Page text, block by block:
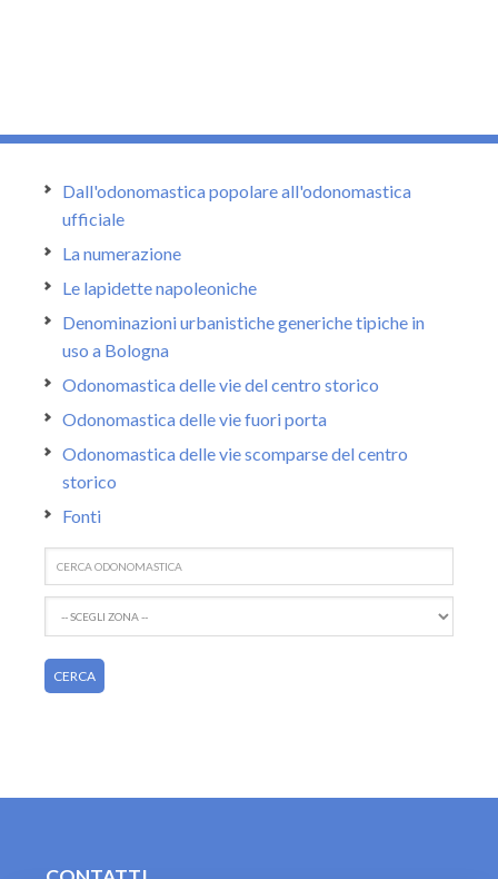
Dall'odonomastica popolare all'odonomastica
ufficiale
La numerazione
Le lapidette napoleoniche
Denominazioni urbanistiche generiche tipiche in
uso a Bologna
Odonomastica delle vie del centro storico
Odonomastica delle vie fuori porta
Odonomastica delle vie scomparse del centro
storico
Fonti